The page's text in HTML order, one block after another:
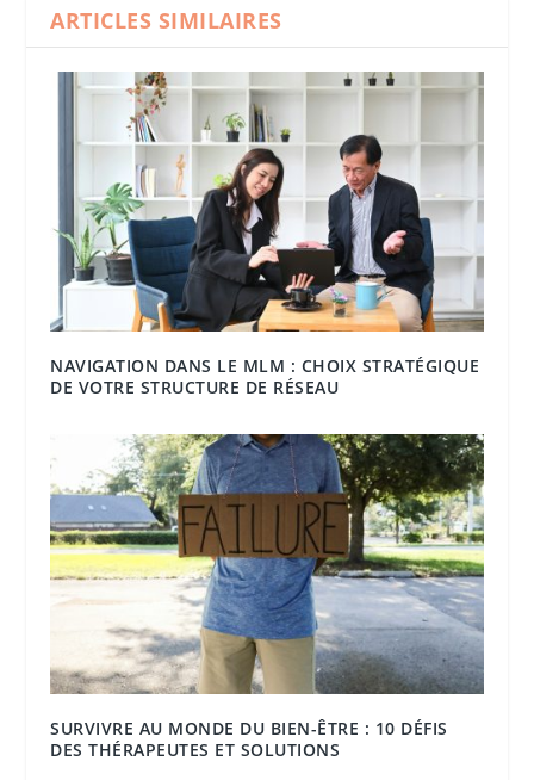
ARTICLES SIMILAIRES
NAVIGATION DANS LE MLM : CHOIX STRATÉGIQUE
DE VOTRE STRUCTURE DE RÉSEAU
SURVIVRE AU MONDE DU BIEN-ÊTRE : 10 DÉFIS
DES THÉRAPEUTES ET SOLUTIONS